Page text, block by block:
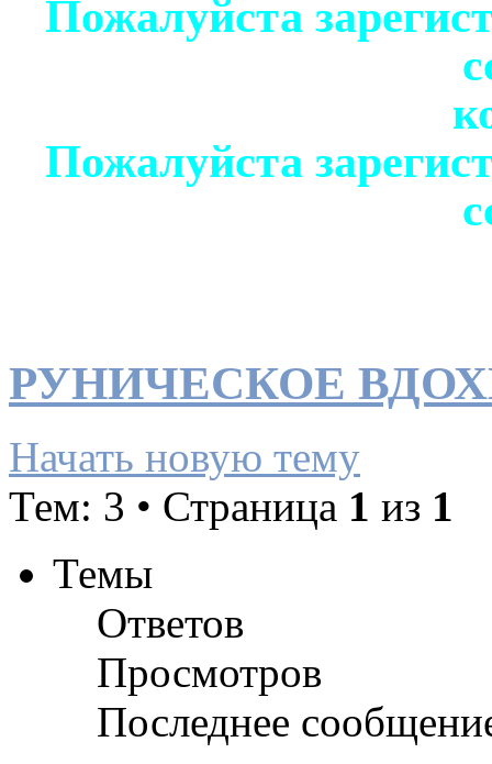
Пожалуйста
Пожалуйста
РУНИЧЕСКОЕ
Начать новую тему
Тем: 3 • Страница 1 из 1
Темы
Ответов
Просмотров
Последнее